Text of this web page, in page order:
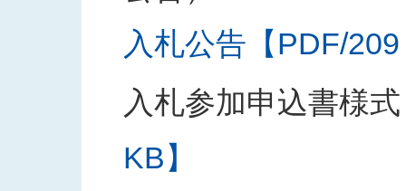
入札公告【PDF/
入札参加申込書様式
KB】